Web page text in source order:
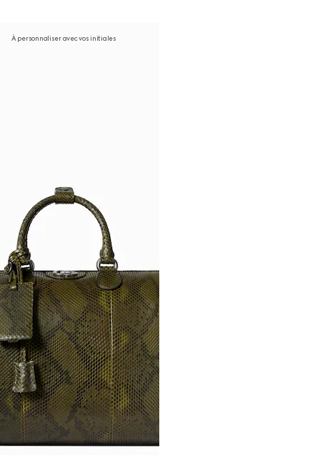
À personnaliser avec vos initiales